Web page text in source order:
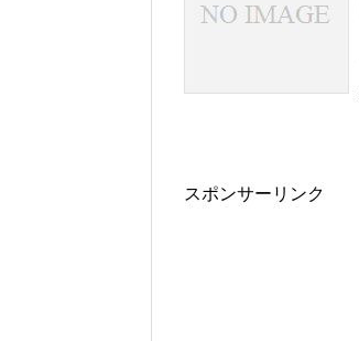
スポンサーリンク